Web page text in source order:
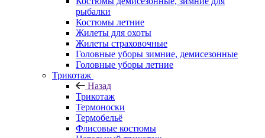
рыбалки
Костюмы летние
Жилеты для охоты
Жилеты страховочные
Головные уборы зимние, демисезонные
Головные уборы летние
Трикотаж
Назад
Трикотаж
Термоноски
Термобельё
Флисовые костюмы